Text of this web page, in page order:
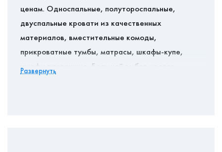
ценам. Односпальные, полутороспальные,
двуспальные кровати из качественных
материалов, вместительные комоды,
прикроватные тумбы, матрасы, шкафы-купе,
шкафы распашные. Большой выбор цветов,
Развернуть